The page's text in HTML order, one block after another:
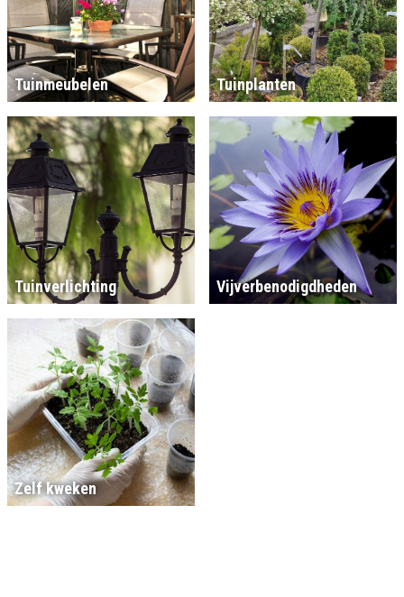
Tuinmeubelen Tuinplanten
Tuinverlichting Vijverbenodigdheden
Zelf kweken